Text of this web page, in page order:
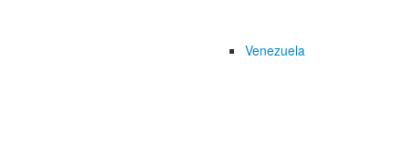
Venezuela